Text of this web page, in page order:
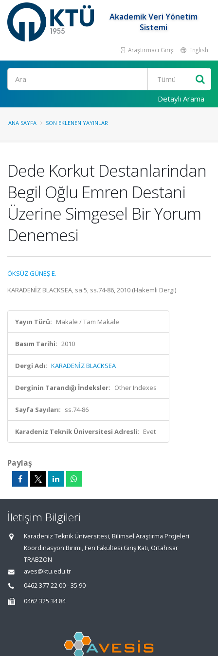
Akademik Veri Yönetim
Sistemi
Araştırmacı Girişi English
Ara
Detaylı Arama
ANA SAYFA SON EKLENEN YAYINLAR
Dede Korkut Destanlarindan
Begil Oğlu Emren Destani
Üzerine Simgesel Bir Yorum
Denemesi
ÖKSÜZ GÜNEŞ E.
KARADENİZ BLACKSEA, sa.5, ss.74-86, 2010 (Hakemli Dergi)
Yayın Türü: Makale / Tam Makale
Basım Tarihi: 2010
Dergi Adı: KARADENİZ BLACKSEA
Derginin Tarandığı İndeksler: Other Indexes
Sayfa Sayıları: ss.74-86
Karadeniz Teknik Üniversitesi Adresli: Evet
Paylaş
İletişim Bilgileri
Karadeniz Teknik Üniversitesi, Bilimsel Araştırma Projeleri
Koordinasyon Birimi, Fen Fakültesi Giriş Katı, Ortahisar
TRABZON
aves@ktu.edu.tr
0462 377 22 00 - 35 90
0462 325 34 84